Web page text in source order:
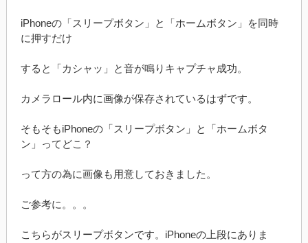
iPhoneの「スリープボタン」と「ホームボタン」を同時
に押すだけ
すると「カシャッ」と音が鳴りキャプチャ成功。
カメラロール内に画像が保存されているはずです。
そもそもiPhoneの「スリープボタン」と「ホームボタ
ン」ってどこ？
って方の為に画像も用意しておきました。
ご参考に。。。
こちらがスリープボタンです。iPhoneの上段にありま